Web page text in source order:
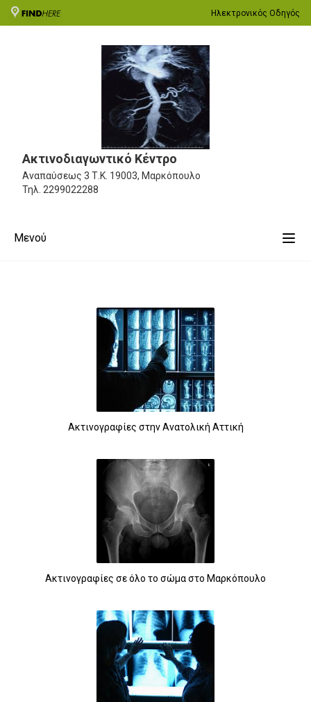
Ηλεκτρονικός Οδηγός
Ακτινοδιαγωντικό Κέντρο
Αναπαύσεως 3 Τ.Κ. 19003, Μαρκόπουλο
Τηλ. 2299022288
Μενού
Ακτινογραφίες στην Ανατολική Αττική
Ακτινογραφίες σε όλο το σώμα στο Μαρκόπουλο